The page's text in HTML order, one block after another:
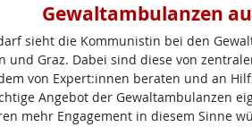
Gewaltambulanzen
sieht die Kommunistin bei den
und Graz. Dabei sind diese von
von Expert:innen beraten und an
Angebot der Gewaltambulanzen
mehr Engagement in diesem Sinne